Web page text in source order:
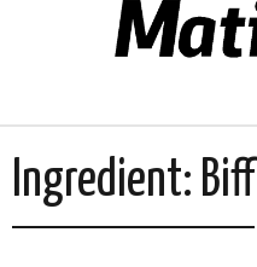
Ingredient: Biff